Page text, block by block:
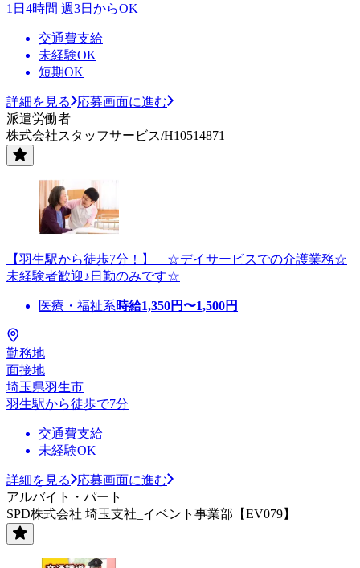
1日4時間 週3日からOK
交通費支給
未経験OK
短期OK
詳細を見る
応募画面に進む
派遣労働者
株式会社スタッフサービス/H10514871
【羽生駅から徒歩7分！】 ☆デイサービスでの介護業務☆
未経験者歓迎♪日勤のみです☆
医療・福祉系時給1,350円〜1,500円
勤務地
面接地
埼玉県羽生市
羽生駅から徒歩で7分
交通費支給
未経験OK
詳細を見る
応募画面に進む
アルバイト・パート
SPD株式会社 埼玉支社_イベント事業部【EV079】